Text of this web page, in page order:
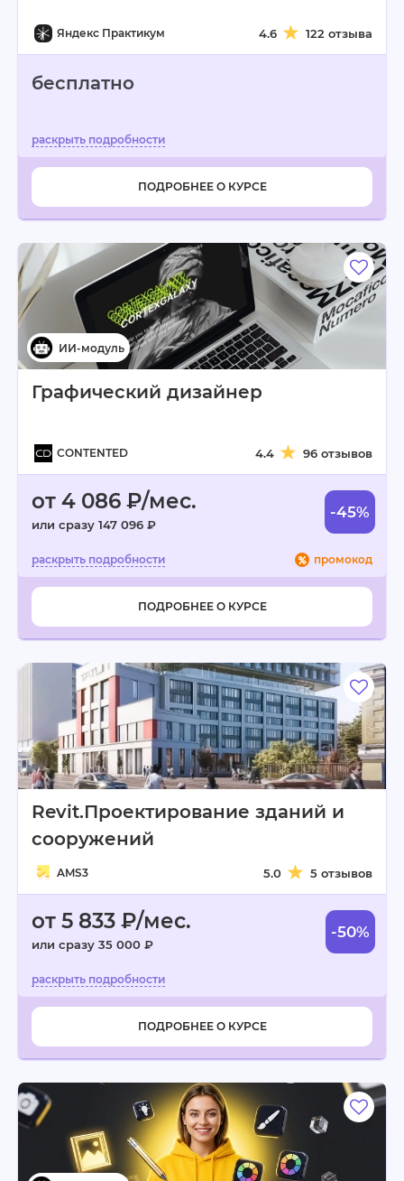
Яндекс Практикум 4.6 122 отзыва
бесплатно
ПОДРОБНЕЕ О КУРСЕ
Графический дизайнер
CONTENTED 4.4 96 отзывов
от 4 086 ₽/мес.
или сразу 147 096 ₽
-45%
промокод
ПОДРОБНЕЕ О КУРСЕ
Revit.Проектирование зданий и
сооружений
AMS3 5.0 5 отзывов
от 5 833 ₽/мес.
или сразу 35 000 ₽
-50%
ПОДРОБНЕЕ О КУРСЕ